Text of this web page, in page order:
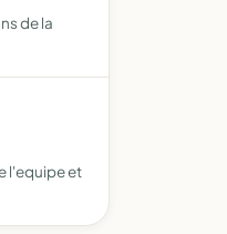
de la
l'equipe et